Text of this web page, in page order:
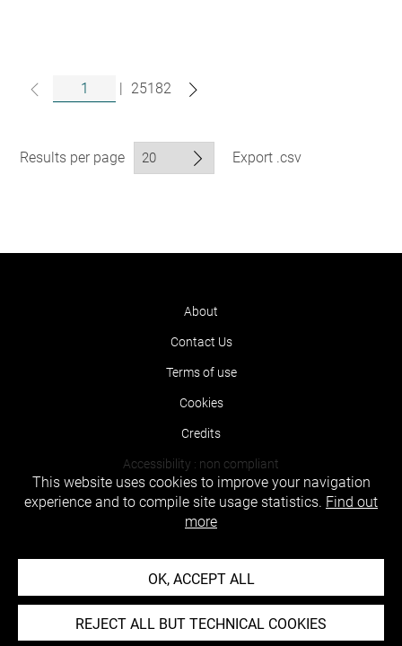
| 25182
Results per page Export .csv
About
Contact Us
Terms of use
Cookies
Credits
Accessibility : non compliant
This website uses cookies to improve your navigation
experience and to compile site usage statistics. Find out
more
OK, ACCEPT ALL
REJECT ALL BUT TECHNICAL COOKIES